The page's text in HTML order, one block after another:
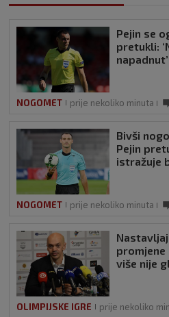
Pejin se
pretukli:
napadnut’
NOGOMET prije nekoliko minuta
Bivši
Pejin
istražuje
NOGOMET prije nekoliko minuta
promjene
više nije
OLIMPIJSKE IGRE prije nekoliko